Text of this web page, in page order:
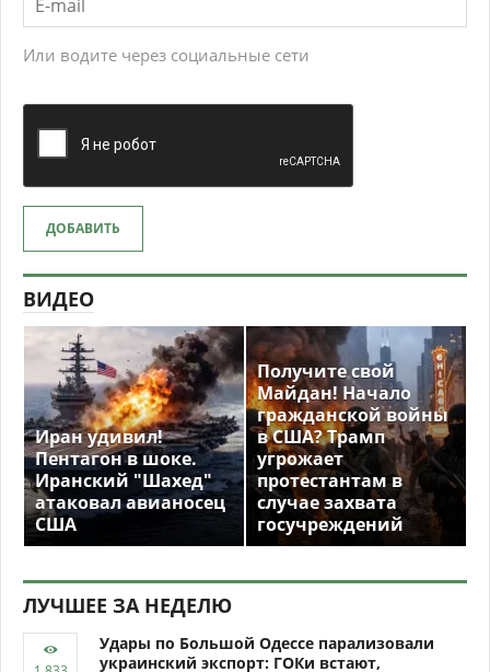
Или водите через социальные сети
ДОБАВИТЬ
ВИДЕО
Иран удивил!
Пентагон в шоке.
Иранский "Шахед"
атаковал авианосец
США
Получите свой
Майдан! Начало
гражданской войны
в США? Трамп
угрожает
протестантам в
случае захвата
госучреждений
ЛУЧШЕЕ ЗА НЕДЕЛЮ
Удары по Большой Одессе парализовали
украинский экспорт: ГОКи встают,